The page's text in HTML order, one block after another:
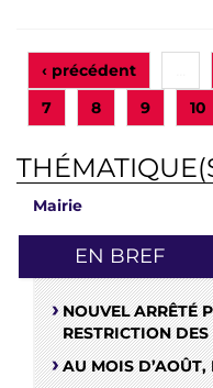
‹ précédent
7 8 9 10
Mairie
EN BREF
NOUVEL ARRÊTÉ
RESTRICTION
AU MOIS D’AOÛT,